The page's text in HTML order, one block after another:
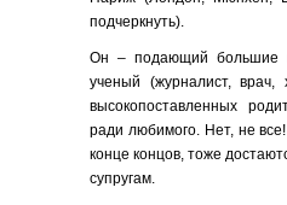
подчеркнуть).
Он – подающий большие
ученый (журналист,
высокопоставленных
ради любимого. Нет, не
конце концов, тоже
супругам.